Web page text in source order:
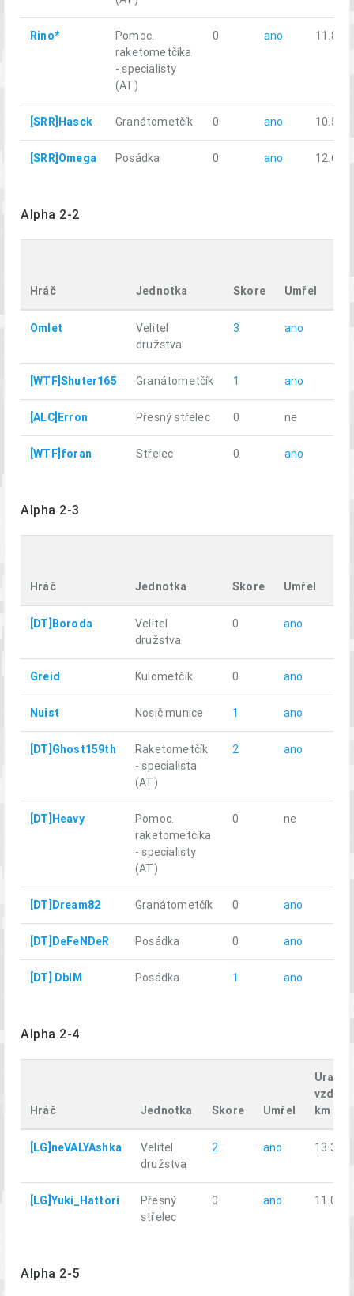
Rino*
Pomoc.
raketometčíka
- specialisty
(AT)
0 ano 11.88
[SRR]Hasck Granátometčík 0 ano 10.58
[SRR]Omega Posádka 0 ano 12.65
Alpha 2-2
Hráč Jednotka Skore Umřel
Omlet
Velitel
družstva
3 ano
[WTF]Shuter165 Granátometčík 1 ano
[ALC]Erron Přesný střelec 0 ne
[WTF]foran Střelec 0 ano
Alpha 2-3
Hráč Jednotka Skore Umřel
[DT]Boroda
Velitel
družstva
0 ano
Greid Kulometčík 0 ano
Nuist Nosič munice 1 ano
[DT]Ghost159th
Raketometčík
- specialista
(AT)
2 ano
[DT]Heavy
Pomoc.
raketometčíka
- specialisty
(AT)
0 ne
[DT]Dream82 Granátometčík 0 ano
[DT]DeFeNDeR Posádka 0 ano
[DT] DblM Posádka 1 ano
Alpha 2-4
Hráč Jednotka Skore Umřel
km
[LG]neVALYAshka
Velitel
družstva
2 ano 13.35
[LG]Yuki_Hattori
Přesný
střelec
0 ano 11.02
Alpha 2-5